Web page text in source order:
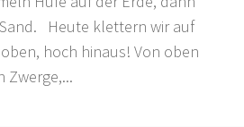
Heute klettern wir auf
hoch hinaus! Von oben
Zwerge,...